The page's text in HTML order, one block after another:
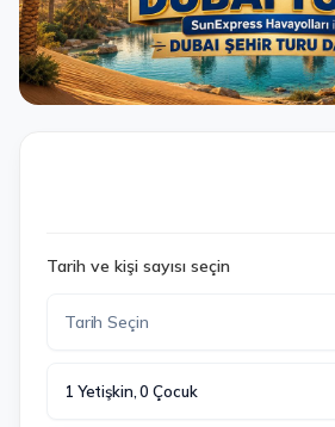
Tarih ve kişi sayısı seçin
1 Yetişkin, 0 Çocuk